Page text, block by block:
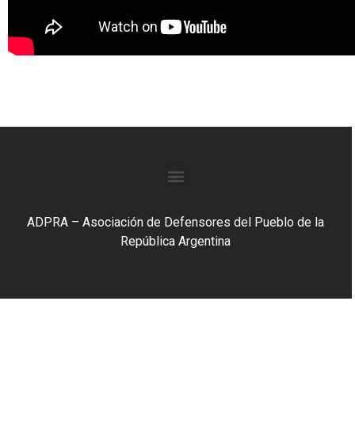
ADPRA – Asociación de Defensores del Pueblo de la
República Argentina